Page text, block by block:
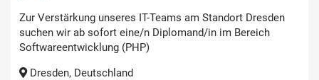
Zur Verstärkung unseres IT-Teams am Standort Dresden
suchen wir ab sofort eine/n Diplomand/in im Bereich
Softwareentwicklung (PHP)
Dresden, Deutschland